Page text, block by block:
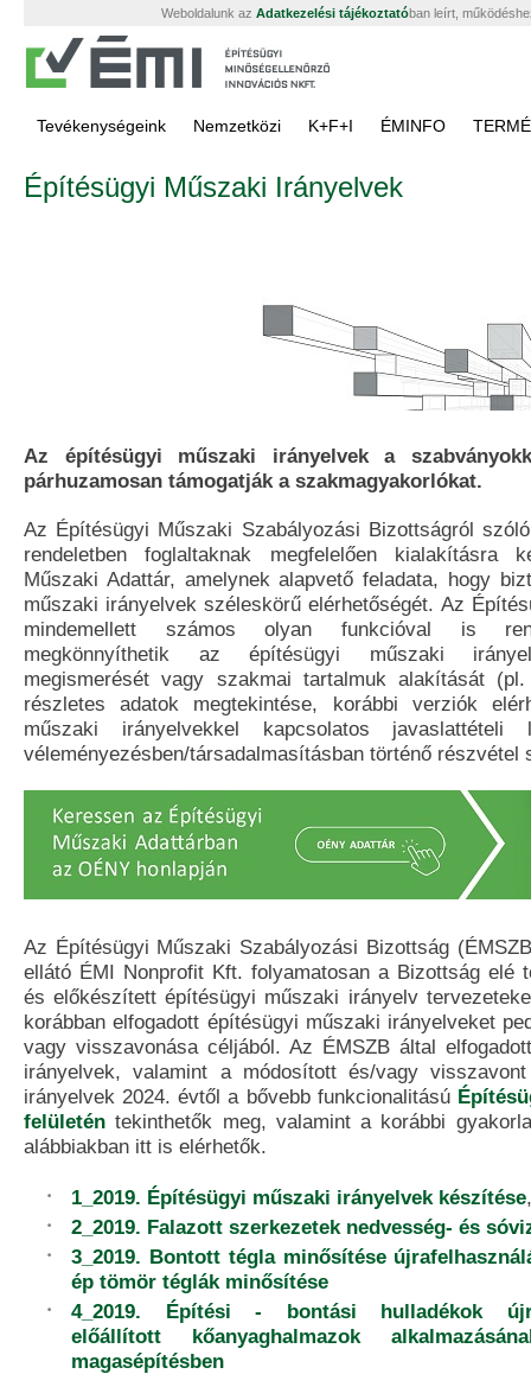
Weboldalunk az Adatkezelési tájékoztatóban leírt,
Tevékenységeink Nemzetközi K+F+I ÉMINFO
Építésügyi Műszaki Irányelvek
Az építésügyi műszaki irányelvek a
párhuzamosan támogatják a szakmagyakorlókat.
Az Építésügyi Műszaki Szabályozási Bizottságról
rendeletben foglaltaknak megfelelően kialakításra
Műszaki Adattár, amelynek alapvető feladata, hogy
műszaki irányelvek széleskörű elérhetőségét. Az
mindemellett számos olyan funkcióval is
megkönnyíthetik az építésügyi műszaki
megismerését vagy szakmai tartalmuk alakítását
részletes adatok megtekintése, korábbi verziók
műszaki irányelvekkel kapcsolatos javaslattételi
véleményezésben/társadalmasításban történő részvétel
Az Építésügyi Műszaki Szabályozási Bizottság
ellátó ÉMI Nonprofit Kft. folyamatosan a Bizottság elé
és előkészített építésügyi műszaki irányelv
korábban elfogadott építésügyi műszaki irányelveket
vagy visszavonása céljából. Az ÉMSZB által
irányelvek, valamint a módosított és/vagy
irányelvek 2024. évtől a bővebb funkcionalitású
felületén tekinthetők meg, valamint a korábbi
alábbiakban itt is elérhetők.
1_2019. Építésügyi műszaki irányelvek készítése,
2_2019. Falazott szerkezetek nedvesség- és
3_2019. Bontott tégla minősítése
ép tömör téglák minősítése
4_2019. Építési - bontási hulladékok
előállított kőanyaghalmazok
magasépítésben